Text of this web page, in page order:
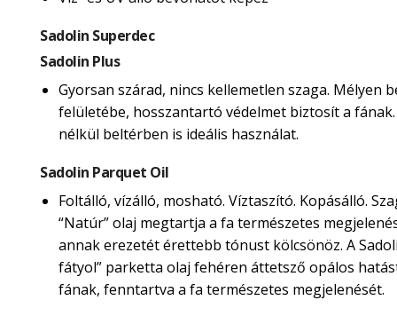
Sadolin Superdec
Sadolin Plus
Gyorsan szárad, nincs kellemetlen szaga. Mélyen
felületébe, hosszantartó védelmet biztosít a
nélkül beltérben is ideális használat.
Sadolin Parquet Oil
Foltálló, vízálló, mosható. Víztaszító. Kopásálló.
“Natúr” olaj megtartja a fa természetes
annak erezetét érettebb tónust kölcsönöz. A
fátyol” parketta olaj fehéren áttetsző opálos
fának, fenntartva a fa természetes megjelenését.